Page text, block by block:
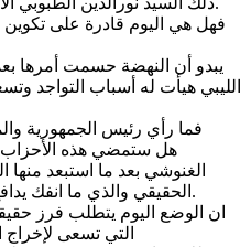
فهل هي اليوم قادرة على
يبدو أن النهضة حسمت أمرها
الليبي هيأت له أسباب التواجد
فما رأي رئيس الجمهورية
هل ستمضي هذه
الغنوشي بعد ما استبعد
الحقيقي والذي ما انفك يدافع عنها ويدفع ببقية الأحزاب لتبنيها.
ان الوضع اليوم يتطلب فرز
التي تسعى